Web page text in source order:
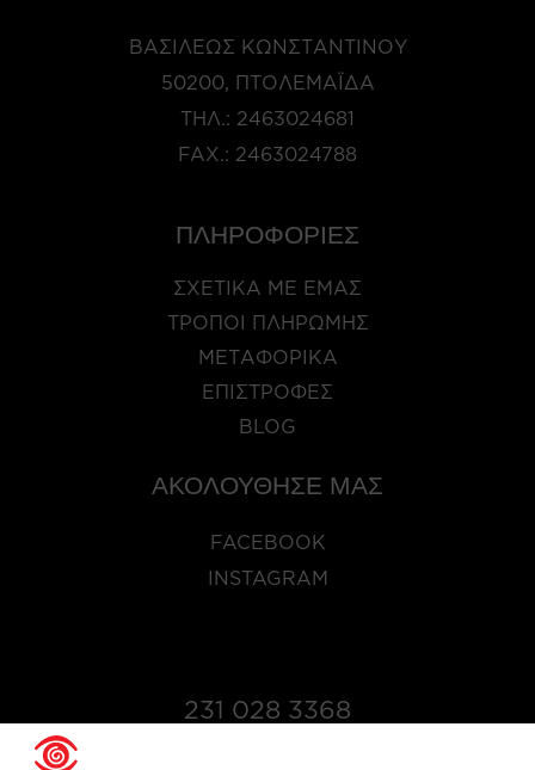
ΒΑΣΙΛΈΩΣ ΚΩΝΣΤΑΝΤΊΝΟΥ
50200, ΠΤΟΛΕΜΑΪ́ΔΑ
ΤΗΛ.: 2463024681
FAX.: 2463024788
ΠΛΗΡΟΦΟΡΙΕΣ
ΣΧΕΤΙΚΑ ΜΕ ΕΜΑΣ
ΤΡΟΠΟΙ ΠΛΗΡΩΜΗΣ
ΜΕΤΑΦΟΡΙΚΑ
ΕΠΙΣΤΡΟΦΕΣ
BLOG
ΑΚΟΛΟΥΘΗΣΕ ΜΑΣ
FACEBOOK
INSTAGRAM
231 028 3368